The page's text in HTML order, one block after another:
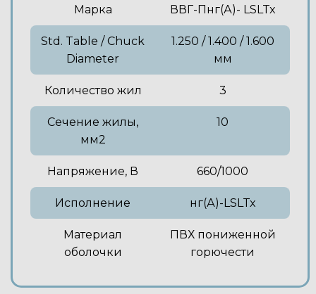
Марка ВВГ-Пнг(А)- LSLTx
Std. Table / Chuck
Diameter
1.250 / 1.400 / 1.600
мм
Количество жил 3
Сечение жилы,
мм2
10
Напряжение, В 660/1000
Исполнение нг(А)-LSLTx
Материал
оболочки
ПВХ пониженной
горючести